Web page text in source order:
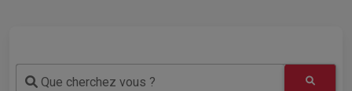
Que cherchez vous ?